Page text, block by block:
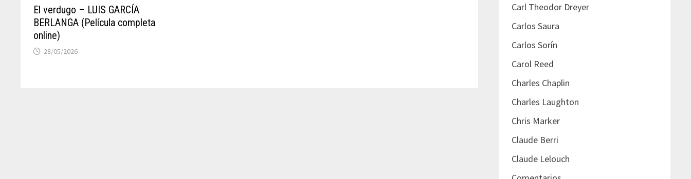
El verdugo – LUIS GARCÍA
BERLANGA (Película completa
online)
28/05/2026
Carl Theodor Dreyer
Carlos Saura
Carlos Sorín
Carol Reed
Charles Chaplin
Charles Laughton
Chris Marker
Claude Berri
Claude Lelouch